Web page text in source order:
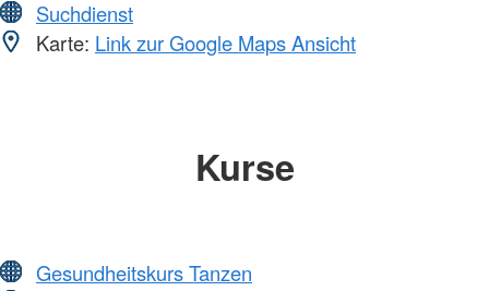
Suchdienst
Karte: Link zur Google Maps Ansicht
Kurse
Gesundheitskurs Tanzen